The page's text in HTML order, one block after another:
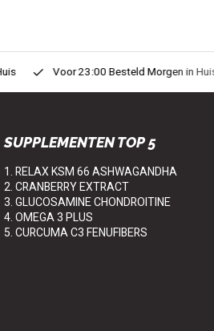
Voor 23:00 Besteld Morgen in Huis!
SUPPLEMENTEN TOP 5
1. RELAX KSM 66 ASHWAGANDHA
2. CRANBERRY EXTRACT
3. GLUCOSAMINE CHONDROITINE
4. OMEGA 3 PLUS
5. CURCUMA C3 FENUFIBERS